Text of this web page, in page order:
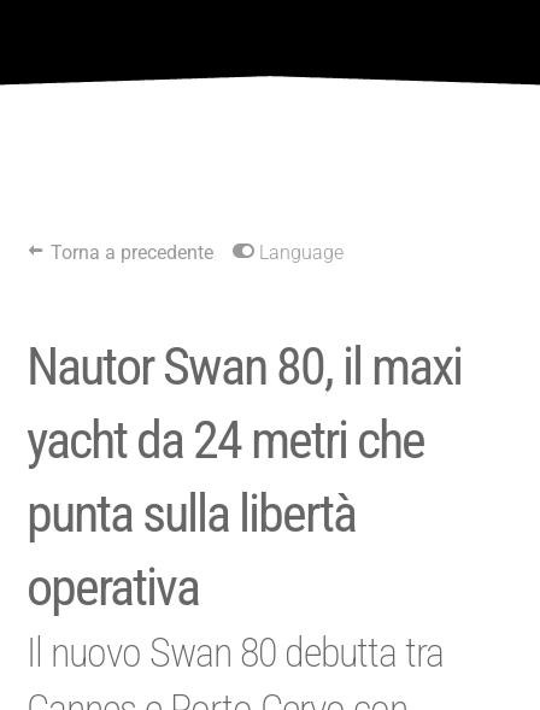
Torna a precedente Language
Nautor Swan 80, il maxi
yacht da 24 metri che
punta sulla libertà
operativa
Il nuovo Swan 80 debutta tra